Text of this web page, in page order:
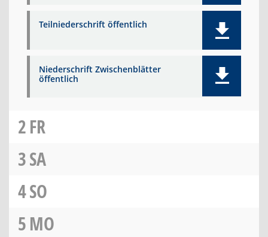
Teilniederschrift öffentlich
Niederschrift Zwischenblätter
öffentlich
2FR
3SA
4SO
5MO